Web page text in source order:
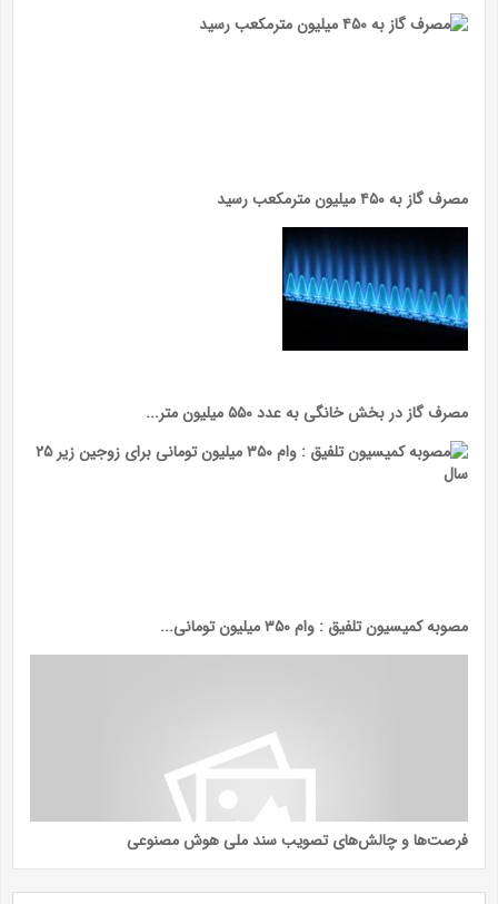
مصرف گاز به ۴۵۰ میلیون مترمکعب رسید
مصرف گاز در بخش خانگی به عدد ۵۵۰ میلیون متر...
مصوبه کمیسیون تلفیق : وام ۳۵۰ میلیون تومانی...
فرصت‌ها و چالش‌های تصویب سند ملی هوش مصنوعی